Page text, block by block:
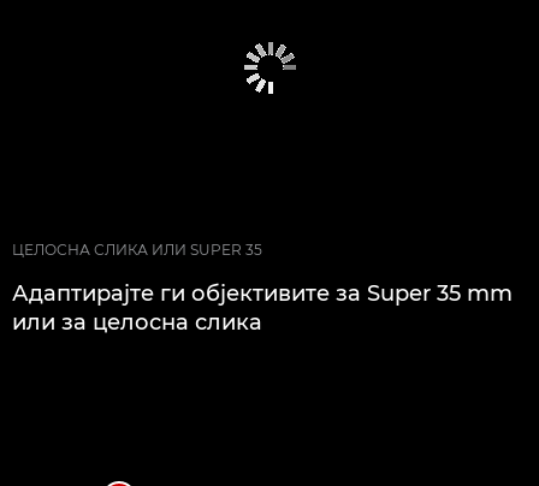
ЦЕЛОСНА СЛИКА ИЛИ SUPER 35
Адаптирајте ги објективите за Super 35 mm
или за целосна слика